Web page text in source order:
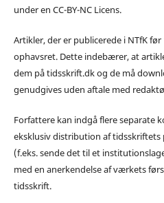
under en CC-BY-NC Licens.
Artikler, der er publicerede i NTfK
ophavsret. Dette indebærer, at
dem på tidsskrift.dk og de må
genudgives uden aftale med
Forfattere kan indgå flere separate
eksklusiv distribution af
(f.eks. sende det til et
med en anerkendelse af værkets
tidsskrift.